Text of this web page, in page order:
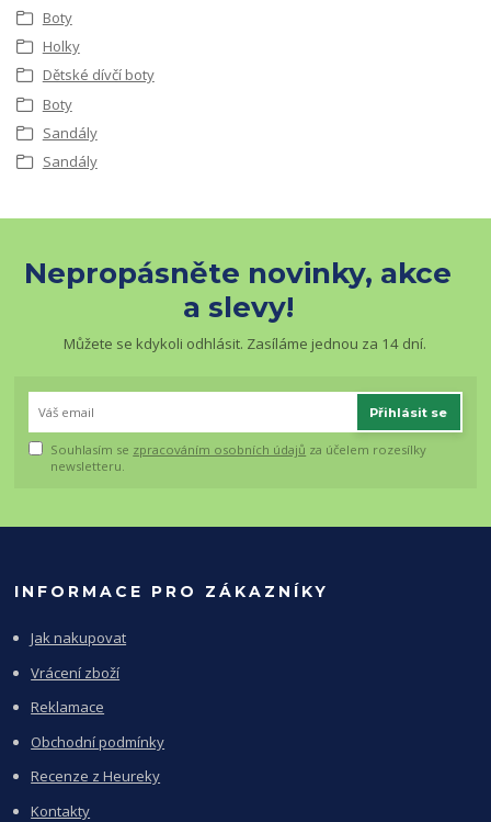
Boty
Holky
Dětské dívčí boty
Boty
Sandály
Sandály
Nepropásněte novinky, akce
a slevy!
Můžete se kdykoli odhlásit. Zasíláme jednou za 14 dní.
Přihlásit se
Souhlasím se zpracováním osobních údajů za účelem rozesílky
newsletteru.
INFORMACE PRO ZÁKAZNÍKY
Jak nakupovat
Vrácení zboží
Reklamace
Obchodní podmínky
Recenze z Heureky
Kontakty